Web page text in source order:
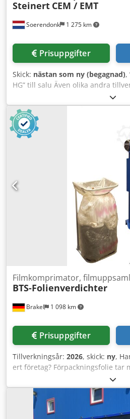
Soerendonk 1 275 km
Steinert CEM / EMT
Prisuppgifter
Skick: nästan som ny (begagnad),
HG” till salu Även olika andra
Magnetics / Steinert / Chemaperm
lagerlista hittar du på vår
Tekr Tillverkare: SGM Typ: CEM
x 500 mm Inkluderar: – Elmotor
varv/min)
Brakel 1 098 km
Filmkomprimator,
BTS-Folienverdichter
Prisuppgifter
Tillverkningsår: 2026, skick: ny,
ert företag? Förpackningsfolie tar
oordning på lagret och ger
BTS-foliekomprimatorn är den
samla in förpackningsfolie,
rent sätt och samtidigt kraftigt